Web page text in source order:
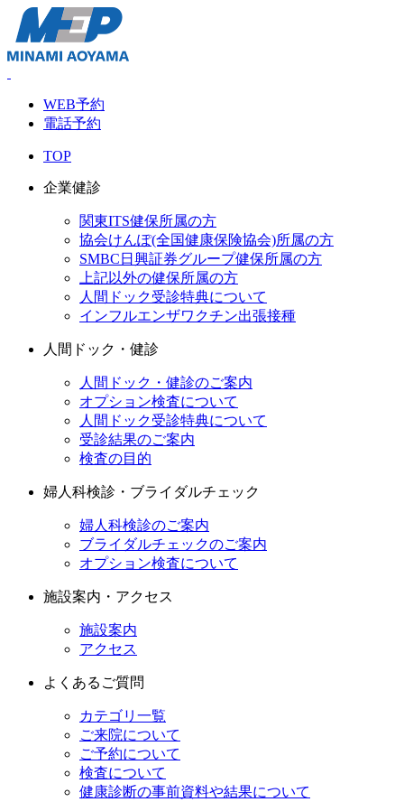
WEB予約
電話予約
TOP
企業健診
関東ITS健保所属の方
協会けんぽ(全国健康保険協会)所属の方
SMBC日興証券グループ健保所属の方
上記以外の健保所属の方
人間ドック受診特典について
インフルエンザワクチン出張接種
人間ドック・健診
人間ドック・健診のご案内
オプション検査について
人間ドック受診特典について
受診結果のご案内
検査の目的
婦人科検診・ブライダルチェック
婦人科検診のご案内
ブライダルチェックのご案内
オプション検査について
施設案内・アクセス
施設案内
アクセス
よくあるご質問
カテゴリ一覧
ご来院について
ご予約について
検査について
健康診断の事前資料や結果について